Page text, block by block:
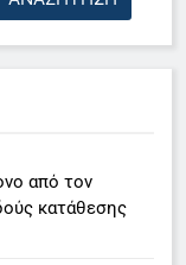
απάτη –
–
από τον
κατάθεσης
Κοσιώνη- Η